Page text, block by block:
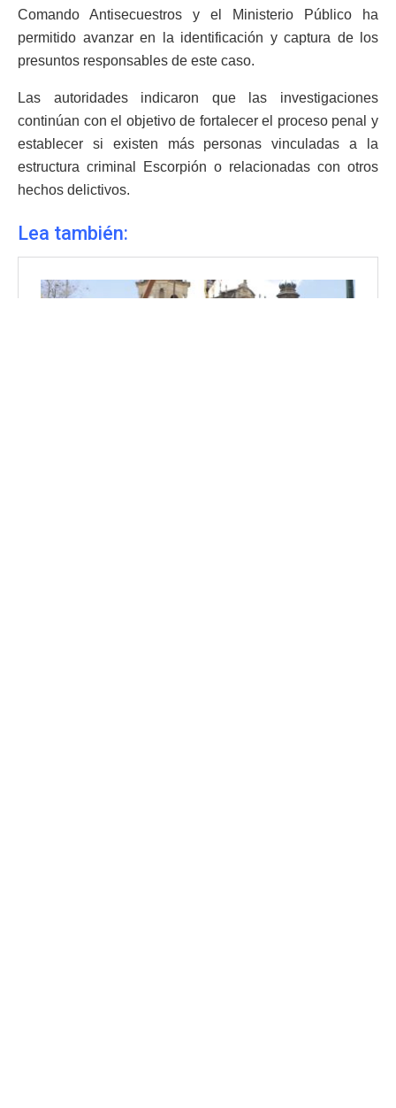
Comando Antisecuestros y el Ministerio Público ha
permitido avanzar en la identificación y captura de los
presuntos responsables de este caso.
Las autoridades indicaron que las investigaciones
continúan con el objetivo de fortalecer el proceso penal y
establecer si existen más personas vinculadas a la
estructura criminal Escorpión o relacionadas con otros
hechos delictivos.
Lea también: